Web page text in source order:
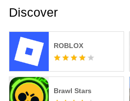
Discover
ROBLOX
Brawl Stars